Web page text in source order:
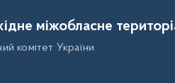
міжобласне
комітет України